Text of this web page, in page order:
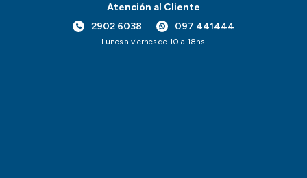
Atención al Cliente
2902 6038
097 441444
Lunes a viernes de 10 a 18hs.